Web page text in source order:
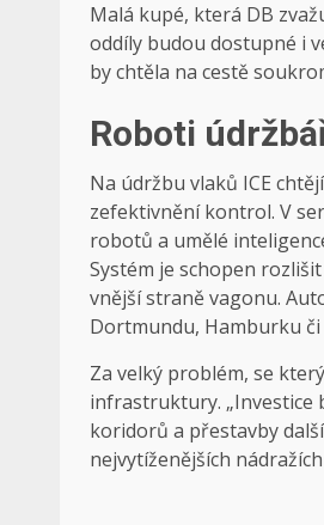
Malá kupé, která DB
oddíly budou dostupné i
by chtěla na cestě
Roboti
Na údržbu vlaků ICE
zefektivnění kontrol. V
robotů a umělé
Systém je schopen
vnější straně vagonu.
Dortmundu, Hamburku či
Za velký problém, se
infrastruktury. „Investice
koridorů a přestavby
nejvytíženějších